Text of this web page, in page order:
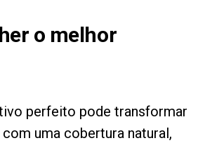
o melhor
perfeito pode transformar
uma cobertura natural,